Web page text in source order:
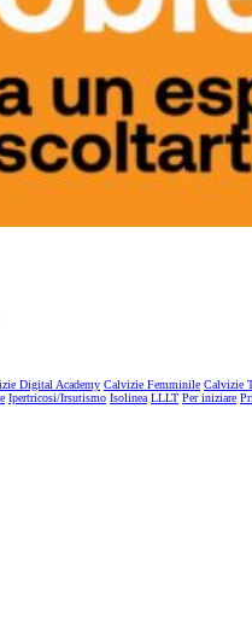
Digital Academy Calvizie Femminile Calvizie
Ipertricosi/Irsutismo Isolinea LLLT Per iniziare